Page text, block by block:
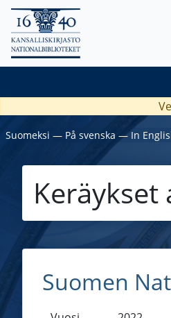
Suomeksi ― På svenska ―In
Keräykset
Suomen